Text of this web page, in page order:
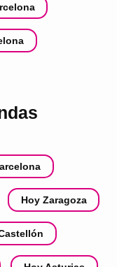
Hoy Zaragoza